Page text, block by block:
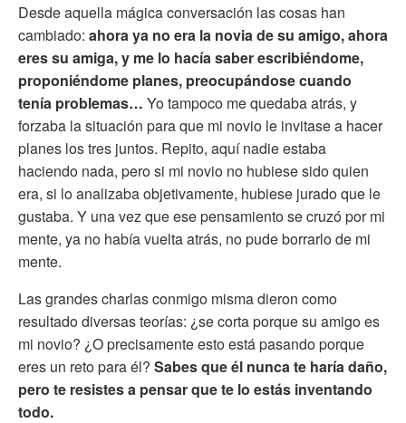
Desde aquella mágica conversación las cosas han
cambiado: ahora ya no era la novia de su amigo, ahora
eres su amiga, y me lo hacía saberescribiéndome,
proponiéndome planes, preocupándose cuando
tenía problemas… Yo tampoco me quedaba atrás, y
forzaba la situación para que mi novio le invitase a hacer
planes los tres juntos. Repito, aquí nadie estaba
haciendo nada, pero si mi novio no hubiese sido quien
era, si lo analizaba objetivamente, hubiese jurado que le
gustaba. Y una vez que ese pensamiento se cruzó por mi
mente, ya no había vuelta atrás, no pude borrarlo de mi
mente.
Las grandes charlas conmigo misma dieron como
resultado diversas teorías: ¿se corta porque su amigo es
mi novio? ¿O precisamente esto está pasando porque
eres un reto para él? Sabes que él nunca te haría daño,
pero te resistes a pensar que te lo estás inventando
todo.